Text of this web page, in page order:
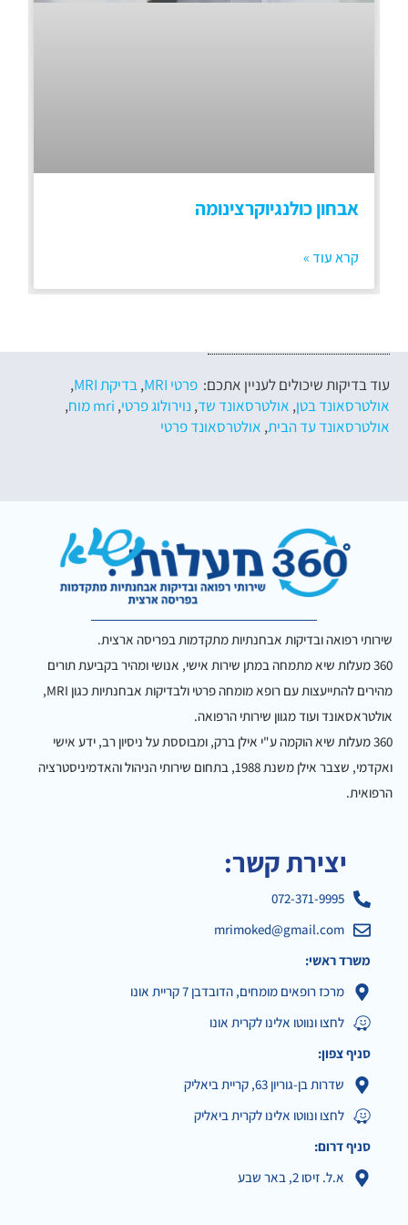
אבחון כולנגיוקרצינומה
קרא עוד »
עוד בדיקות שיכולים לעניין אתכם: פרטי MRI ,בדיקת MRI
,
אולטרסאונד בטן, אולטרסאונד שד, נוירולוג פרטי, mri מוח
,
אולטרסאונד עד הבית, אולטרסאונד פרטי
שירותי רפואה ובדיקות אבחנתיות מתקדמות בפריסה ארצית.
360 מעלות שיא מתמחה במתן שירות אישי, אנושי ומהיר בקביעת תורים
מהירים להתייעצות עם רופא מומחה פרטי ולבדיקות אבחנתיות כגון MRI,
אולטראסאונד ועוד מגוון שירותי הרפואה.
360 מעלות שיא הוקמה ע"י אילן ברק, ומבוססת על ניסיון רב, ידע אישי
ואקדמי, שצבר אילן משנת 1988, בתחום שירותי הניהול והאדמיניסטרציה
הרפואית.
יצירת קשר:
072-371-9995
mrimoked@gmail.com
משרד ראשי:
מרכז רופאים מומחים, הדובדבן 7 קריית אונו
לחצו ונווטו אלינו לקרית אונו
סניף צפון:
שדרות בן-גוריון 63, קריית ביאליק
לחצו ונווטו אלינו לקרית ביאליק
סניף דרום:
א.ל. זיסו 2, באר שבע